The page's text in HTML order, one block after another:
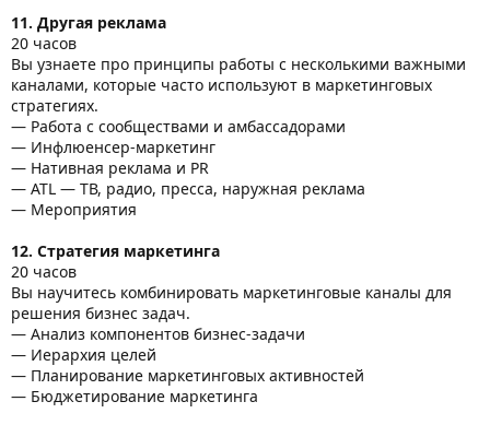
11. Другая реклама
20 часов
Вы узнаете про принципы работы с несколькими важными
каналами, которые часто используют в маркетинговых
стратегиях.
— Работа с сообществами и амбассадорами
— Инфлюенсер-маркетинг
— Нативная реклама и PR
— ATL — ТВ, радио, пресса, наружная реклама
— Мероприятия
12. Стратегия маркетинга
20 часов
Вы научитесь комбинировать маркетинговые каналы для
решения бизнес задач.
— Анализ компонентов бизнес-задачи
— Иерархия целей
— Планирование маркетинговых активностей
— Бюджетирование маркетинга